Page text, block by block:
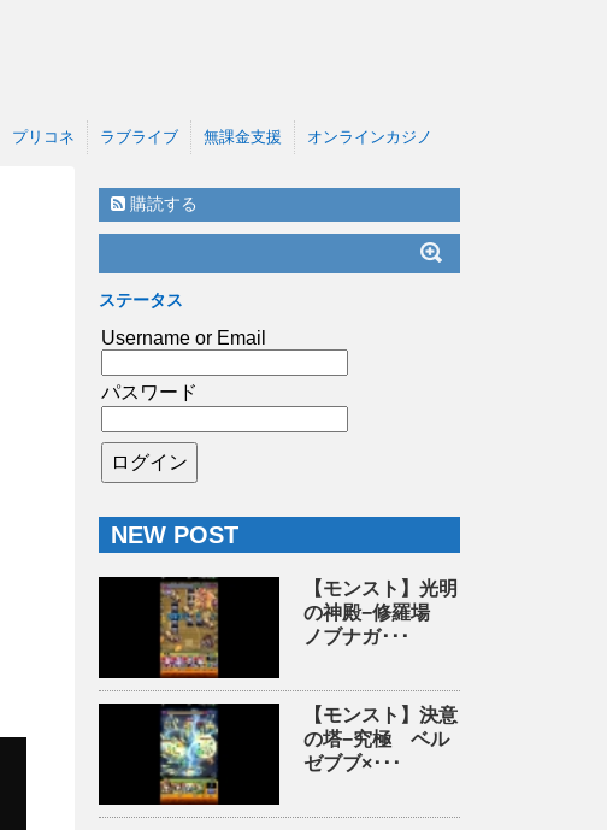
プリコネ ラブライブ 無課金支援 オンラインカジノ
購読する
ステータス
Username or Email
パスワード
NEW POST
【モンスト】光明
の神殿−修羅場
ノブナガ･･･
【モンスト】決意
の塔−究極 ベル
ゼブブ×･･･